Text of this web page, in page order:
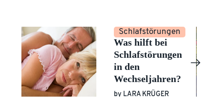
Schlafstörungen
Was hilft bei
Schlafstörungen
in den
Wechseljahren?
by LARA KRÜGER